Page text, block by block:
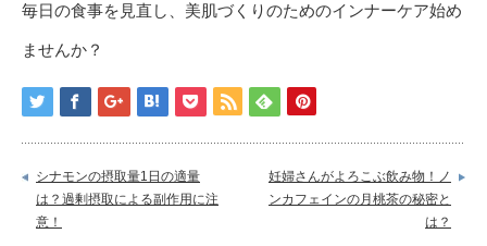
毎日の食事を見直し、美肌づくりのためのインナーケア始め
ませんか？
シナモンの摂取量1日の適量
は？過剰摂取による副作用に注
意！
妊婦さんがよろこぶ飲み物！ノ
ンカフェインの月桃茶の秘密と
は？